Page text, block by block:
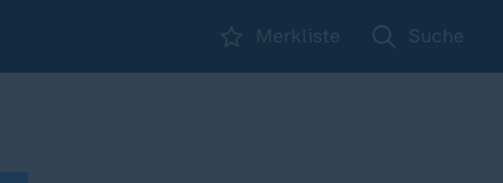
Merkliste Suche